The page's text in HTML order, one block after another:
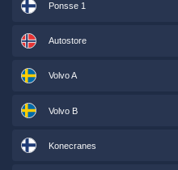
Ponsse 1
Autostore
Volvo A
Volvo B
Konecranes